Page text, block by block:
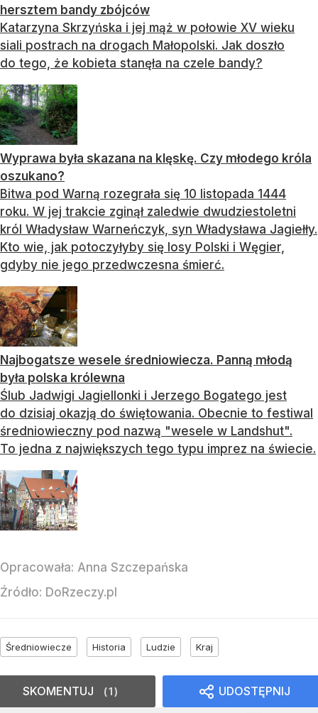
hersztem bandy zbójców
Katarzyna Skrzyńska i jej mąż w połowie XV wieku
siali postrach na drogach Małopolski. Jak doszło
do tego, że kobieta stanęła na czele bandy?
Wyprawa była skazana na klęskę. Czy młodego króla
oszukano?
Bitwa pod Warną rozegrała się 10 listopada 1444
roku. W jej trakcie zginął zaledwie dwudziestoletni
król Władysław Warneńczyk, syn Władysława Jagiełły.
Kto wie, jak potoczyłyby się losy Polski i Węgier,
gdyby nie jego przedwczesna śmierć.
Najbogatsze wesele średniowiecza. Panną młodą
była polska królewna
Ślub Jadwigi Jagiellonki i Jerzego Bogatego jest
do dzisiaj okazją do świętowania. Obecnie to festiwal
średniowieczny pod nazwą "wesele w Landshut".
To jedna z największych tego typu imprez na świecie.
Opracowała: Anna Szczepańska
Źródło: DoRzeczy.pl
Średniowiecze Historia Ludzie Kraj
UDOSTĘPNIJ
SKOMENTUJ 1